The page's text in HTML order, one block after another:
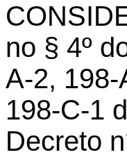
no § 4º
A-2, 198-
198-C-1
Decreto